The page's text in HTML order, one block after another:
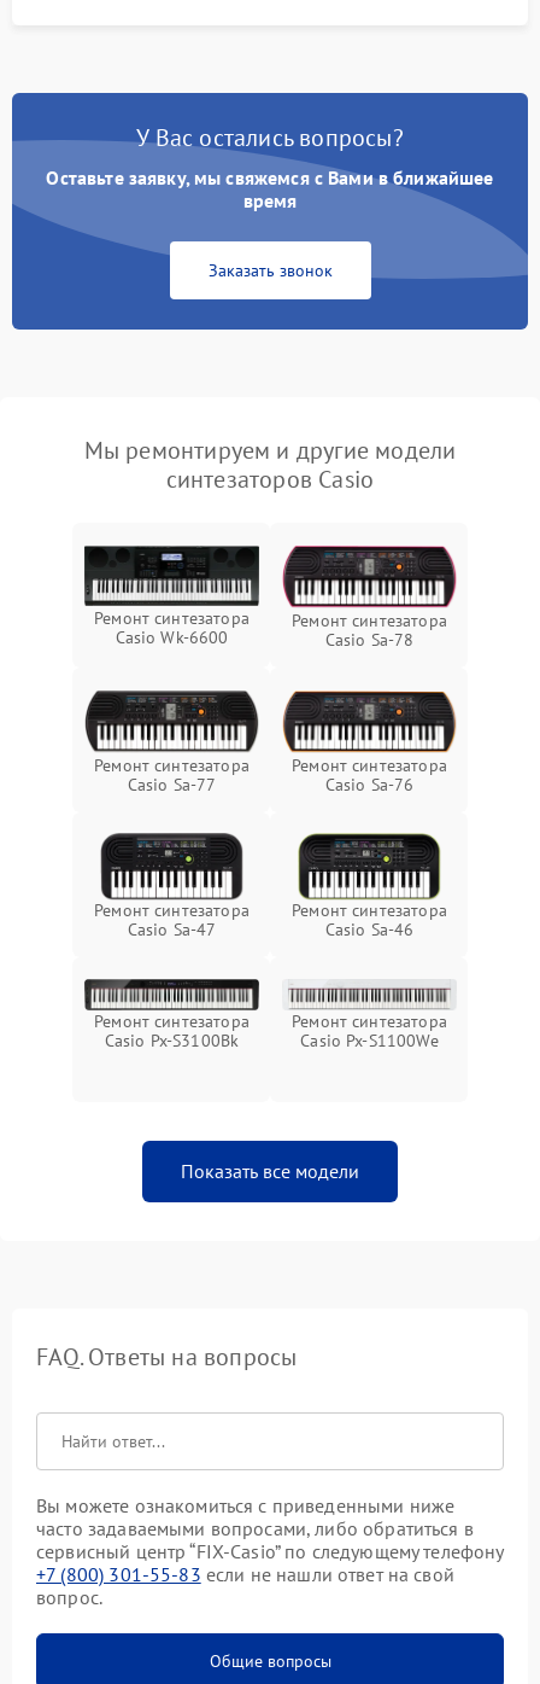
У Вас остались вопросы?
Оставьте заявку, мы свяжемся с Вами в ближайшее
время
Заказать звонок
Мы ремонтируем и другие модели
синтезаторов Casio
Ремонт синтезатора
Casio Wk-6600
Ремонт синтезатора
Casio Sa-78
Ремонт синтезатора
Casio Sa-77
Ремонт синтезатора
Casio Sa-76
Ремонт синтезатора
Casio Sa-47
Ремонт синтезатора
Casio Sa-46
Ремонт синтезатора
Casio Px-S3100Bk
Ремонт синтезатора
Casio Px-S1100We
Показать все модели
FAQ. Ответы на вопросы
Вы можете ознакомиться с приведенными ниже
часто задаваемыми вопросами, либо обратиться в
сервисный центр “FIX-Casio” по следующему телефону
+7 (800) 301-55-83 если не нашли ответ на свой
вопрос.
Общие вопросы